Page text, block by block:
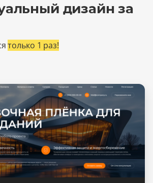
дизайн за
только 1 раз!